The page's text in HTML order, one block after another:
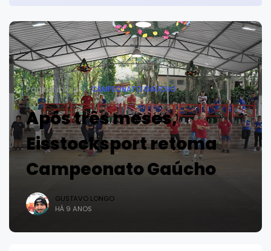
Página inicial CAMPEONATO GAÚCHO
Após três meses,
Eisstocksport retoma
Campeonato Gaúcho
GUSTAVO LONGO
HÁ 9 ANOS